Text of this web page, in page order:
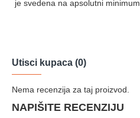
je svedena na apsolutni minimum.
Utisci kupaca (0)
Nema recenzija za taj proizvod.
NAPIŠITE RECENZIJU